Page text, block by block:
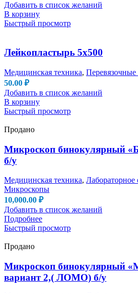
Добавить в список желаний
В корзину
Быстрый просмотр
Лейкопластырь 5х500
Медицинская техника,
50.00 ₽
Добавить в список желаний
В корзину
Быстрый просмотр
Продано
Микроскоп бинокулярный
б/у
Медицинская техника, Лабораторное
Микроскопы
10,000.00 ₽
Добавить в список желаний
Подробнее
Быстрый просмотр
Продано
Микроскоп бинокулярный
вариант 2,( ЛОМО) б/у